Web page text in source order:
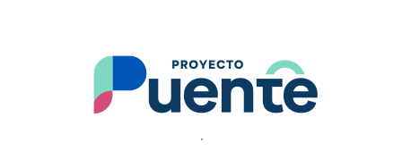
.